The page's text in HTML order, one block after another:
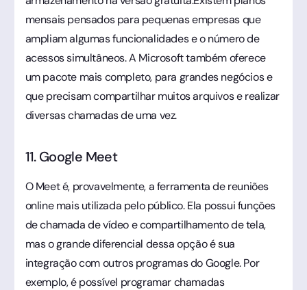
mensais pensados para pequenas empresas que
ampliam algumas funcionalidades e o número de
acessos simultâneos. A Microsoft também oferece
um pacote mais completo, para grandes negócios e
que precisam compartilhar muitos arquivos e realizar
diversas chamadas de uma vez.
11. Google Meet
O Meet é, provavelmente, a ferramenta de reuniões
online mais utilizada pelo público. Ela possui funções
de chamada de vídeo e compartilhamento de tela,
mas o grande diferencial dessa opção é sua
integração com outros programas do Google. Por
exemplo, é possível programar chamadas